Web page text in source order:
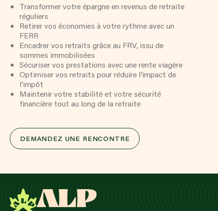
Transformer votre épargne en revenus de retraite
réguliers
Retirer vos économies à votre rythme avec un
FERR
Encadrer vos retraits grâce au FRV, issu de
sommes immobilisées
Sécuriser vos prestations avec une rente viagère
Optimiser vos retraits pour réduire l’impact de
l’impôt
Maintenir votre stabilité et votre sécurité
financière tout au long de la retraite
DEMANDEZ UNE RENCONTRE